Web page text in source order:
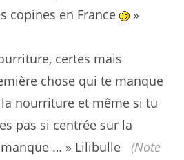
copines en France
»
certes mais
chose qui te manque
la nourriture et même si tu
pas si centrée sur la
manque … » Lilibulle(Note